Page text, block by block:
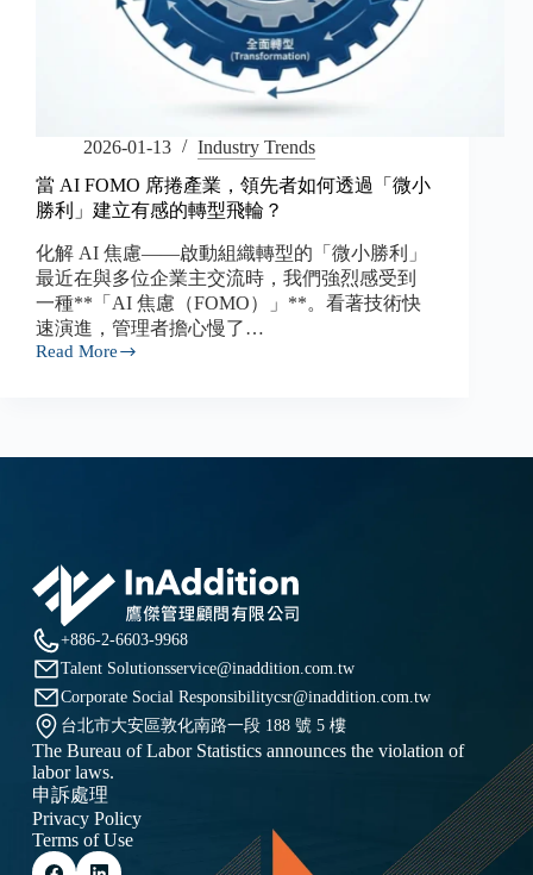
2026-01-13
Industry Trends
當 AI FOMO 席捲產業，領先者如何透過「微小
勝利」建立有感的轉型飛輪？
化解 AI 焦慮——啟動組織轉型的「微小勝利」
最近在與多位企業主交流時，我們強烈感受到
一種**「AI 焦慮（FOMO）」**。看著技術快
速演進，管理者擔心慢了…
Read More
當
如
何
透
過
「微
小
勝
利」
建
立
有
感
的
+886-2-6603-9968
Talent Solutionsservice@inaddition.com.tw
Corporate Social Responsibilitycsr@inaddition.com.tw
台北市大安區敦化南路一段 188 號 5 樓
The Bureau of Labor Statistics announces the violation of
labor laws.
申訴處理
Privacy Policy
Terms of Use